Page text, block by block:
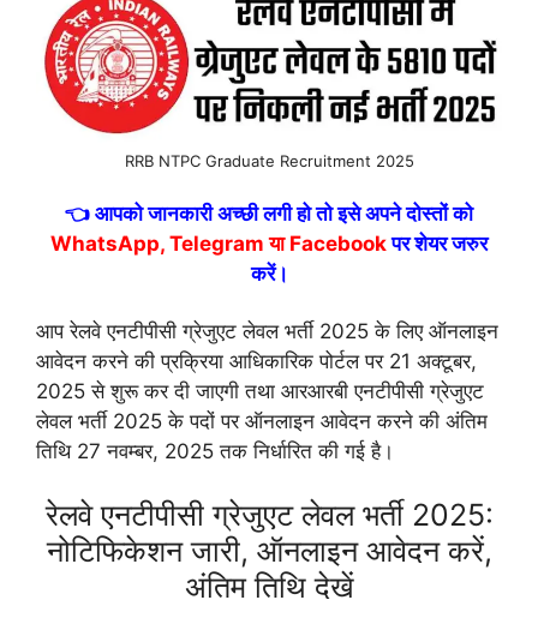
RRB NTPC Graduate Recruitment 2025
👈 आपको जानकारी अच्छी लगी हो तो इसे अपने दोस्तों को
WhatsApp, Telegram या Facebookपर शेयर जरुर
करें।
आप रेलवे एनटीपीसी ग्रेजुएट लेवल भर्ती 2025 के लिए ऑनलाइन
आवेदन करने की प्रक्रिया आधिकारिक पोर्टल पर 21 अक्टूबर,
2025 से शुरू कर दी जाएगी तथा आरआरबी एनटीपीसी ग्रेजुएट
लेवल भर्ती 2025 के पदों पर ऑनलाइन आवेदन करने की अंतिम
तिथि 27 नवम्बर, 2025 तक निर्धारित की गई है।
रेलवे एनटीपीसी ग्रेजुएट लेवल भर्ती 2025:
नोटिफिकेशन जारी, ऑनलाइन आवेदन करें,
अंतिम तिथि देखें